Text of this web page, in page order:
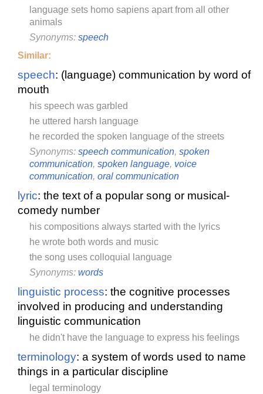
language sets homo sapiens apart from all other
animals
Synonyms: speech
Similar:
speech: (language) communication by word of
mouth
his speech was garbled
he uttered harsh language
he recorded the spoken language of the streets
Synonyms: speech communication, spoken
communication, spoken language, voice
communication, oral communication
lyric: the text of a popular song or musical-
comedy number
his compositions always started with the lyrics
he wrote both words and music
the song uses colloquial language
Synonyms: words
linguistic process: the cognitive processes
involved in producing and understanding
linguistic communication
he didn't have the language to express his feelings
terminology: a system of words used to name
things in a particular discipline
legal terminology